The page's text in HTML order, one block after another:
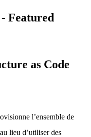
as Code
l’ensemble de
lieu d’utiliser des